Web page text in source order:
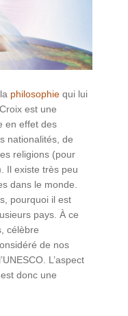
philosophie qui lui
est une
en effet des
nationalités, de
religions (pour
Il existe très peu
dans le monde.
pourquoi il est
pays. À ce
célèbre
de nos
L’aspect
donc une